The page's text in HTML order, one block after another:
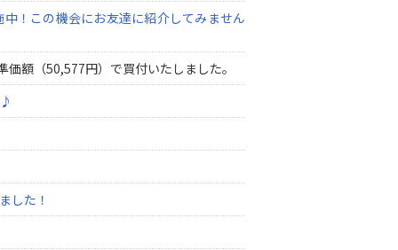
中！この機会にお友達に紹介してみません
額（50,577円）で買付いたしました。
した！